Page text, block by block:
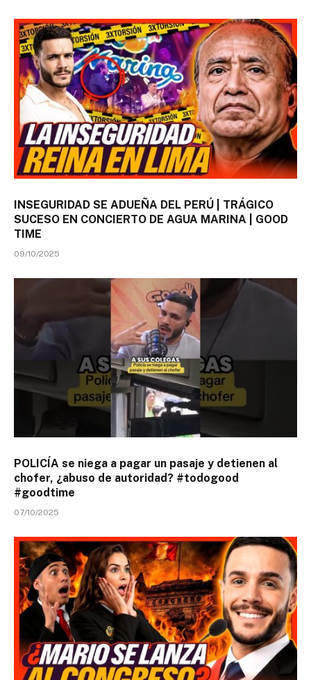
INSEGURIDAD SE ADUEÑA DEL PERÚ | TRÁGICO
SUCESO EN CONCIERTO DE AGUA MARINA | GOOD
TIME
09/10/2025
POLICÍA se niega a pagar un pasaje y detienen al
chofer, ¿abuso de autoridad? #todogood
#goodtime
07/10/2025